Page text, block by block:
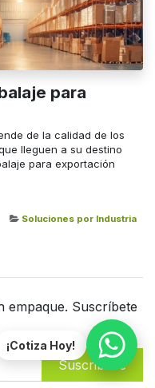
para
de la calidad de los
lleguen a su destino
para exportación
Soluciones por Industria
empaque. Suscríbete
Suscribirse
¡Cotiza Hoy!